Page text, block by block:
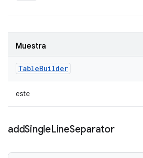
Muestra
TableBuilder
este
addSingleLineSeparator